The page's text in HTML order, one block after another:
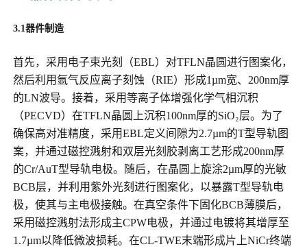
3.1器件制造
首先，采用电子束光刻（EBL）对TFLN晶圆进行图案化，
然后利用氩气反应离子刻蚀（RIE）形成1µm宽、200nm厚
的LN波导。接着，采用等离子体增强化学气相沉积
（PECVD）在TFLN晶圆上沉积100nm厚的SiO₂层。为了
确保高对准精度，采用EBL定义间隙为2.7µm的T型导轨图
案，并通过磁控溅射和双层光刻胶剥离工艺形成200nm厚
的Cr/AuT型导轨电极。随后，在晶圆上旋涂2µm厚的光敏
BCB层，并利用紫外光刻进行图案化，以暴露T型导轨电
极，使其与主电极接触。在真空条件下固化BCB薄膜后，
采用磁控溅射法形成主CPW电极，并通过电镀将其增厚至
1.7µm以降低微波损耗。在CL-TWE末端形成片上NiCr终端